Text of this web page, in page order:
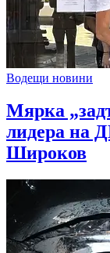
Водещи новини
Мярка
лидера на
Широков